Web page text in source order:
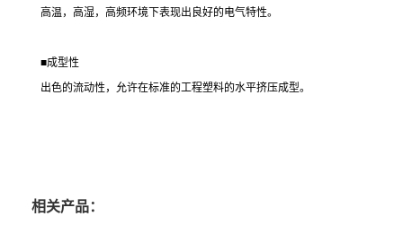
高温，高湿，高频环境下表现出良好的电气特性。
■成型性
出色的流动性，允许在标准的工程塑料的水平挤压成型。
相关产品：